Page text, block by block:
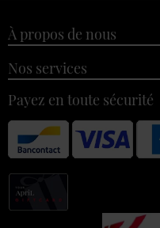
À propos de nous
Nos services
Payez en toute sécurité